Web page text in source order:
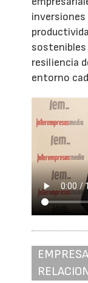
resiliencia
entorno